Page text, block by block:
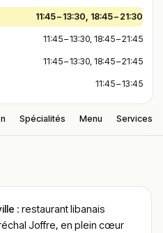
11:45 – 13:30, 18:45 – 21:30
11:45 – 13:30, 18:45 – 21:45
11:45 – 13:30, 18:45 – 21:45
11:45 – 13:45
Spécialités Menu Services
: restaurant libanais
Joffre, en plein cœur